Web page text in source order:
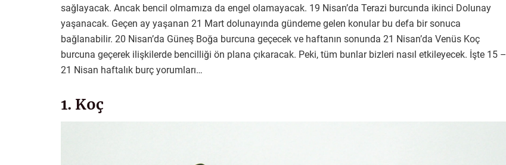
sağlayacak. Ancak bencil olmamıza da engel olamayacak. 19 Nisan’da Terazi burcunda ikinci Dolunay
yaşanacak. Geçen ay yaşanan 21 Mart dolunayında gündeme gelen konular bu defa bir sonuca
bağlanabilir. 20 Nisan’da Güneş Boğa burcuna geçecek ve haftanın sonunda 21 Nisan’da Venüs Koç
burcuna geçerek ilişkilerde bencilliği ön plana çıkaracak. Peki, tüm bunlar bizleri nasıl etkileyecek. İşte 15 –
21 Nisan haftalık burç yorumları…
1. Koç